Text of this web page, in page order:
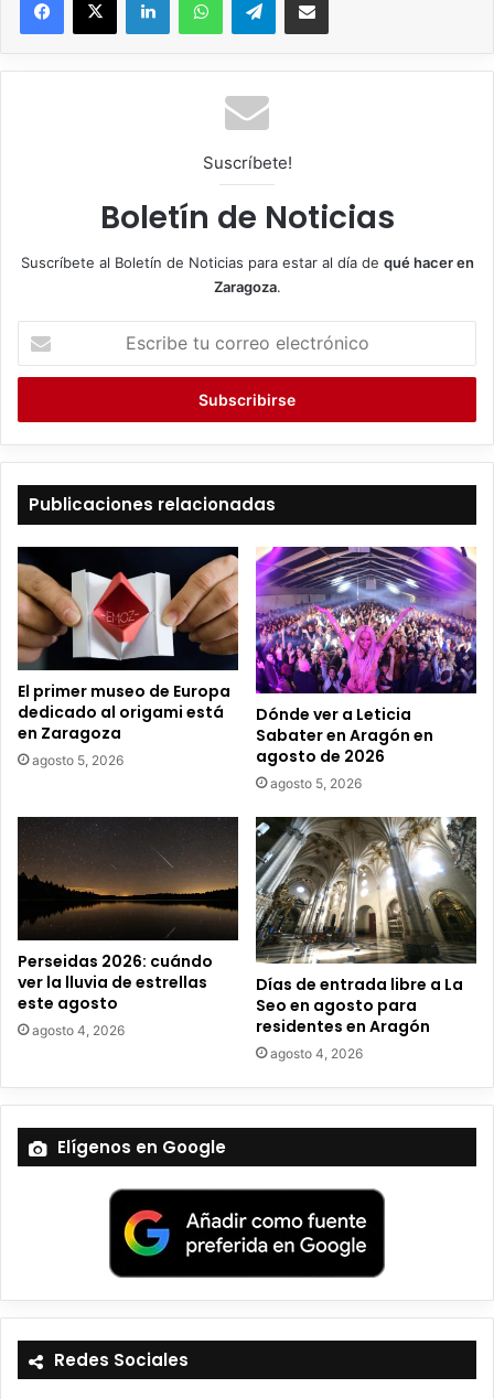
Suscríbete!
Boletín de Noticias
Suscríbete al Boletín de Noticias para estar al día de qué hacer en
Zaragoza.
c
i
b
o
r
r
e
o
l
t
ó
i
Publicaciones relacionadas
El primer museo de Europa
dedicado al origami está
en Zaragoza
agosto 5, 2026
Dónde ver a Leticia
Sabater en Aragón en
agosto de 2026
agosto 5, 2026
Perseidas 2026: cuándo
ver la lluvia de estrellas
este agosto
agosto 4, 2026
Días de entrada libre a La
Seo en agosto para
residentes en Aragón
agosto 4, 2026
Elígenos en Google
Redes Sociales